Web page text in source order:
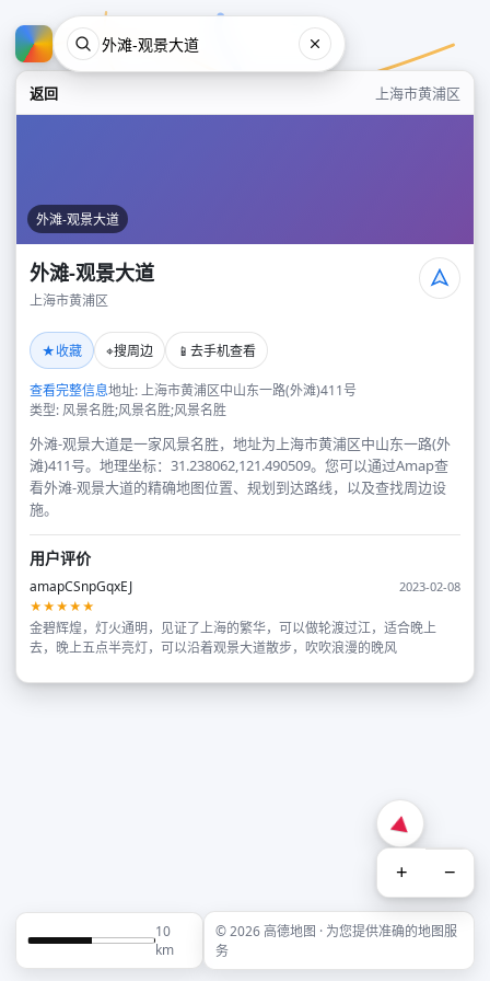
返回 上海市黄浦区
外滩-观景大道
外滩-观景大道
上海市黄浦区
★收藏 ⌖搜周边 📱 去手机查看
查看完整信息地址: 上海市黄浦区中山东一路(外滩)411号
类型: 风景名胜;风景名胜;风景名胜
外滩-观景大道是一家风景名胜，地址为上海市黄浦区中山东一路(外
滩)411号。地理坐标：31.238062,121.490509。您可以通过Amap查
看外滩-观景大道的精确地图位置、规划到达路线，以及查找周边设
施。
用户评价
amapCSnpGqxEJ
2023-02-08
★★★★★
金碧辉煌，灯火通明，见证了上海的繁华，可以做轮渡过江，适合晚上
去，晚上五点半亮灯，可以沿着观景大道散步，吹吹浪漫的晚风
+ −
10
km
© 2026 高德地图 · 为您提供准确的地图服
务